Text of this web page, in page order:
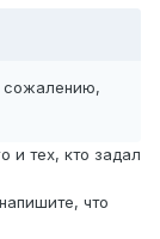
сожалению,
и тех, кто задал
что